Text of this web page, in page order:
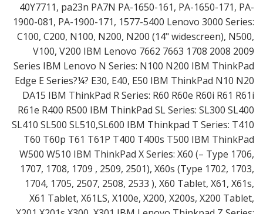
40Y7711, pa23n PA7N PA-1650-161, PA-1650-171, PA-
1900-081, PA-1900-171, 1577-5400 Lenovo 3000 Series:
C100, C200, N100, N200, N200 (14" widescreen), N500,
V100, V200 IBM Lenovo 7662 7663 1708 2008 2009
Series IBM Lenovo N Series: N100 N200 IBM ThinkPad
Edge E Series?¼? E30, E40, E50 IBM ThinkPad N10 N20
DA15 IBM ThinkPad R Series: R60 R60e R60i R61 R61i
R61e R400 R500 IBM ThinkPad SL Series: SL300 SL400
SL410 SL500 SL510,SL600 IBM Thinkpad T Series: T410
T60 T60p T61 T61P T400 T400s T500 IBM ThinkPad
W500 W510 IBM ThinkPad X Series: X60 (– Type 1706,
1707, 1708, 1709 , 2509, 2501), X60s (Type 1702, 1703,
1704, 1705, 2507, 2508, 2533 ), X60 Tablet, X61, X61s,
X61 Tablet, X61LS, X100e, X200, X200s, X200 Tablet,